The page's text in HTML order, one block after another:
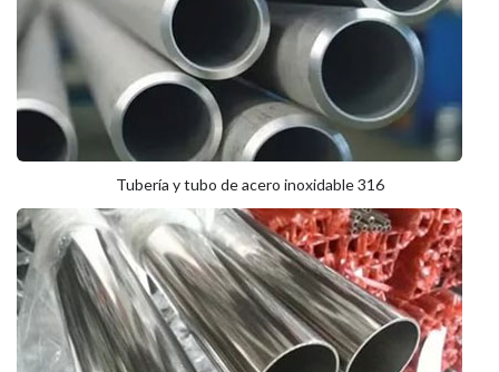
Tubería y tubo de acero inoxidable 316